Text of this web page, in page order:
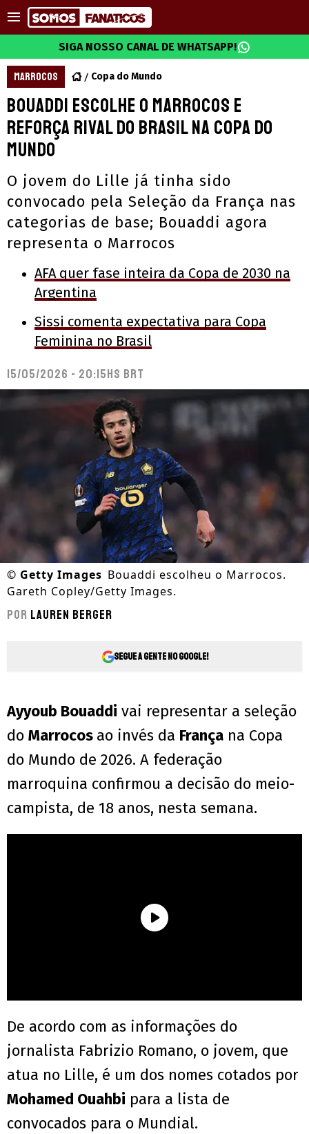
SIGA NOSSO CANAL DE WHATSAPP!
MARROCOS Copa do Mundo
Bouaddi escolhe o Marrocos e
reforça rival do Brasil na Copa do
Mundo
O jovem do Lille já tinha sido
convocado pela Seleção da França nas
categorias de base; Bouaddi agora
representa o Marrocos
AFA quer fase inteira da Copa de 2030 na
Argentina
Sissi comenta expectativa para Copa
Feminina no Brasil
15/05/2026 - 20:15hs BRT
© Getty Images Bouaddi escolheu o Marrocos.
Gareth Copley/Getty Images.
Por Lauren Berger
Segue a gente no Google!
Ayyoub Bouaddi vai representar a seleção
do Marrocos ao invés da França na Copa
do Mundo de 2026. A federação
marroquina confirmou a decisão do meio-
campista, de 18 anos, nesta semana.
De acordo com as informações do
jornalista Fabrizio Romano, o jovem, que
atua no Lille, é um dos nomes cotados por
Mohamed Ouahbi para a lista de
convocados para o Mundial.